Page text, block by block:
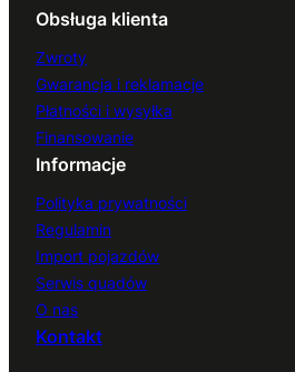
Obsługa klienta
Zwroty
Gwarancja i reklamacje
Płatności i wysyłka
Finansowanie
Informacje
Polityka prywatności
Regulamin
Import pojazdów
Serwis quadów
O nas
Kontakt